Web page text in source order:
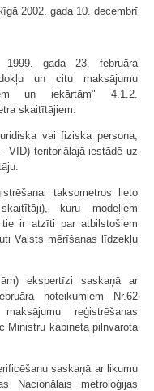
2002. gada 10. decembrī
gada 23. februāra
un citu maksājumu
un iekārtām" 4.1.2.
skaitītājiem.
vai fiziska persona,
VID) teritoriālajā iestādē uz
taksometros lieto
kuru modeļiem
ir atzīti par atbilstošiem
Valsts mērīšanas līdzekļu
ekspertīzi saskaņā ar
noteikumiem Nr.62
reģistrēšanas
Ministru kabineta pilnvarota
saskaņā ar likumu
Nacionālais metroloģijas